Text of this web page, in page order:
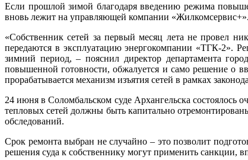
Если прошлой зимой благодаря введению режима
вновь лежит на управляющей компании «Жилкомсервис+».
«Собственник сетей за первый месяц лета не провел
передаются в эксплуатацию энергокомпании «ТГК-2».
зимний период, – пояснил директор департамента
повышенной готовности, обжалуется и само решение о
прорабатывается механизм изъятия сетей в рамках
24 июня в Соломбальском суде Архангельска состоялось
тепловых сетей должны быть капитально
обследований.
Срок ремонта выбран не случайно – это позволит
решения суда к собственнику могут применить санкции,